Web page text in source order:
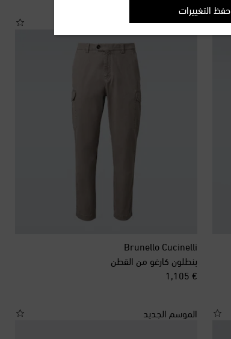
الموسم الجديد
Brunello Cucinelli
بنطلون كارغو من القطن
€ 1,105
original price
الموسم الجديد
أيرلندا
الإكوادور
حفظ التغييرات